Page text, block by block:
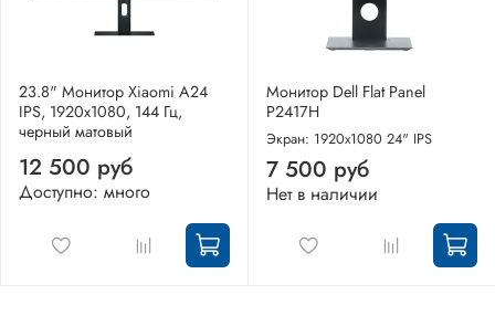
23.8" Монитор Xiaomi A24
IPS, 1920x1080, 144 Гц,
черный матовый
12 500 руб
Доступно: много
Монитор Dell Flat Panel
P2417H
Экран: 1920x1080 24" IPS
7 500 руб
Нет в наличии